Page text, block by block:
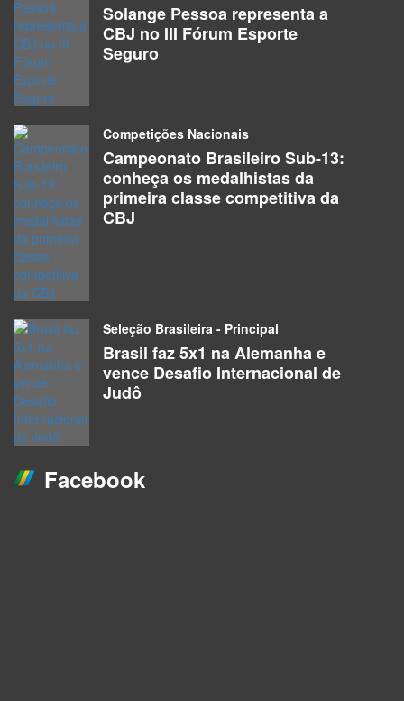
Solange Pessoa representa a
CBJ no III Fórum Esporte
Seguro
Competições Nacionais
Campeonato Brasileiro Sub-13:
conheça os medalhistas da
primeira classe competitiva da
CBJ
Seleção Brasileira - Principal
Brasil faz 5x1 na Alemanha e
vence Desafio Internacional de
Judô
Facebook